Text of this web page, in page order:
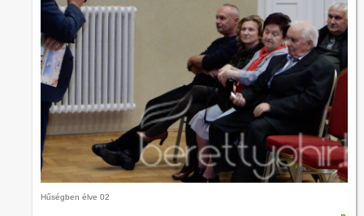
Hűségben élve 02